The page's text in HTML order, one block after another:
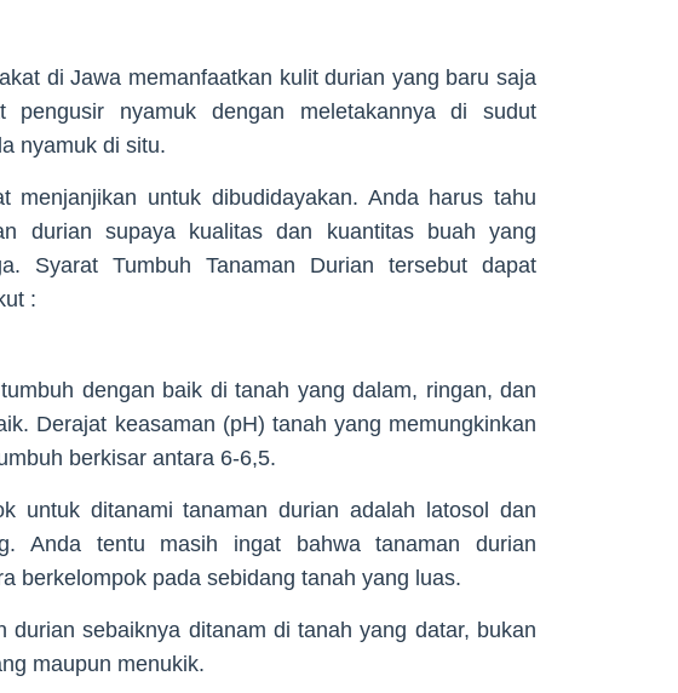
di Jawa memanfaatkan kulit durian yang baru saja
pengusir nyamuk dengan meletakannya di sudut
nyamuk di situ.
menjanjikan untuk dibudidayakan. Anda harus tahu
durian supaya kualitas dan kuantitas buah yang
Syarat Tumbuh Tanaman Durian tersebut dapat
:
dengan baik di tanah yang dalam, ringan, dan
Derajat keasaman (pH) tanah yang memungkinkan
berkisar antara 6-6,5.
untuk ditanami tanaman durian adalah latosol dan
Anda tentu masih ingat bahwa tanaman durian
berkelompok pada sebidang tanah yang luas.
durian sebaiknya ditanam di tanah yang datar, bukan
maupun menukik.